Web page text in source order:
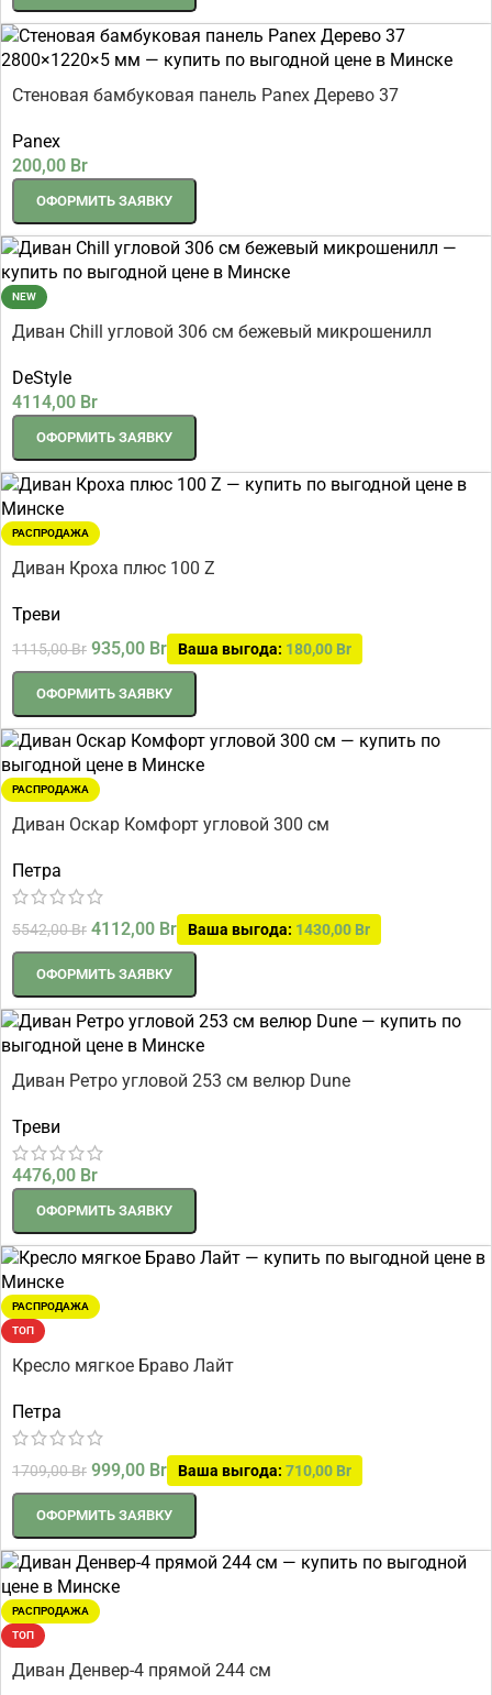
Стеновая бамбуковая панель Panex Дерево 37
Panex
200,00 Br
ОФОРМИТЬ ЗАЯВКУ
NEW
Диван Chill угловой 306 см бежевый микрошенилл
DeStyle
4114,00 Br
ОФОРМИТЬ ЗАЯВКУ
РАСПРОДАЖА
Диван Кроха плюс 100 Z
Треви
1115,00Br 935,00 Br Ваша выгода: 180,00 Br
ОФОРМИТЬ ЗАЯВКУ
РАСПРОДАЖА
Диван Оскар Комфорт угловой 300 см
Петра
5542,00Br 4112,00 Br Ваша выгода: 1430,00 Br
ОФОРМИТЬ ЗАЯВКУ
Диван Ретро угловой 253 см велюр Dune
Треви
4476,00 Br
ОФОРМИТЬ ЗАЯВКУ
РАСПРОДАЖА
ТОП
Кресло мягкое Браво Лайт
Петра
1709,00Br 999,00 Br Ваша выгода: 710,00 Br
ОФОРМИТЬ ЗАЯВКУ
РАСПРОДАЖА
ТОП
Диван Денвер-4 прямой 244 см